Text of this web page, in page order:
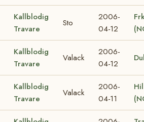
Kallblodig
Travare
Sto
2006-
04-12
Kallblodig
Travare
Valack
2006-
04-12
Kallblodig
Travare
Valack
2006-
04-11